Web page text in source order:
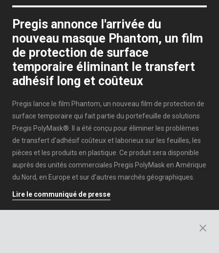
Pregis annonce l'arrivée du
nouveau masque Phantom, un film
de protection de surface
temporaire éliminant le transfert
adhésif long et coûteux
Pregis lance le film Phantom, un nouveau film de protection de
surface temporaire qui fait partie du portefeuille de solutions
Pregis PolyMask®. Il a été conçu pour éliminer les problèmes
de transfert d'adhésif coûteux et laborieux sur les feuilles, les
pièces et les produits en plastique. Ce produit sera disponible
auprès des unités commerciales Pregis PolyMask en Amérique
du Nord, en Europe et sur d'autres marchés géographiques.
Lire le communiqué de presse